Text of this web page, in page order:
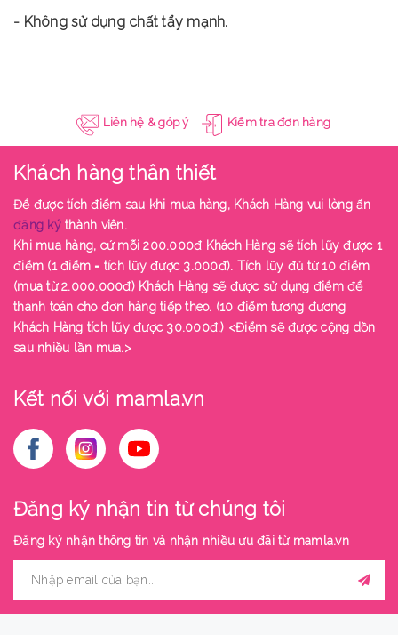
- Không sử dụng chất tẩy mạnh.
Liên hệ & góp ý Kiểm tra đơn hàng
Khách hàng thân thiết
Để được tích điểm sau khi mua hàng, Khách Hàng vui lòng ấn
đăng kýthành viên.
Khi mua hàng, cứ mỗi 200.000đ Khách Hàng sẽ tích lũy được 1
điểm (1 điểm = tích lũy được 3.000đ). Tích lũy đủ từ 10 điểm
(mua từ 2.000.000đ) Khách Hàng sẽ được sử dụng điểm để
thanh toán cho đơn hàng tiếp theo. (10 điểm tương đương
Khách Hàng tích lũy được 30.000đ.) <Điểm sẽ được cộng dồn
sau nhiều lần mua.>
Kết nối với mamla.vn
Đăng ký nhận tin từ chúng tôi
Đăng ký nhận thông tin và nhận nhiều ưu đãi từ mamla.vn